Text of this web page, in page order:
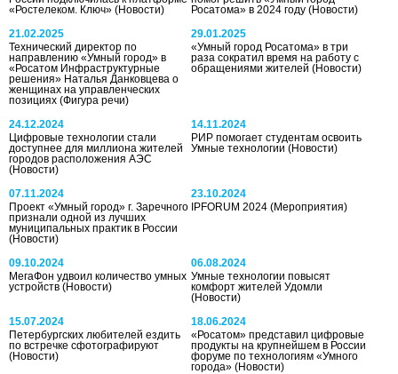
«Ростелеком. Ключ» (Новости)
Росатома» в 2024 году(Новости)
21.02.2025
Технический директор по
направлению «Умный город» в
«Росатом Инфраструктурные
решения» Наталья Данковцева о
женщинах на управленческих
позициях (Фигура речи)
29.01.2025
«Умный город Росатома» в три
раза сократил время на работу с
обращениями жителей(Новости)
24.12.2024
Цифровые технологии стали
доступнее для миллиона жителей
городов расположения АЭС
(Новости)
14.11.2024
РИР помогает студентам освоить
Умные технологии(Новости)
07.11.2024
Проект «Умный город» г. Заречного
признали одной из лучших
муниципальных практик в России
(Новости)
23.10.2024
IPFORUM 2024(Мероприятия)
09.10.2024
МегаФон удвоил количество умных
устройств (Новости)
06.08.2024
Умные технологии повысят
комфорт жителей Удомли
(Новости)
15.07.2024
Петербургских любителей ездить
по встречке сфотографируют
(Новости)
18.06.2024
«Росатом» представил цифровые
продукты на крупнейшем в России
форуме по технологиям «Умного
города»(Новости)